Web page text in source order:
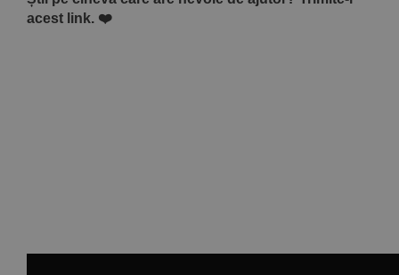
acest link. ❤️